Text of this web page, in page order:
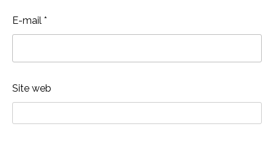
E-mail *
Site web